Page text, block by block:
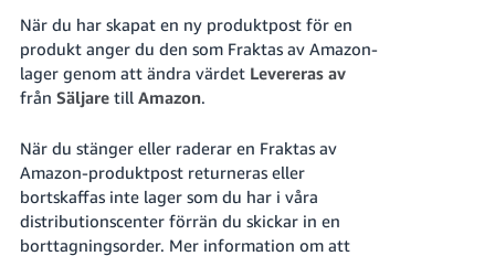
Swedish
Logga
In
Registrera
dig
När du har skapat en ny produktpost för en
produkt anger du den som Fraktas av Amazon-
lager genom att ändra värdet Levereras av
från Säljaretill Amazon.
När du stänger eller raderar en Fraktas av
Amazon-produktpost returneras eller
bortskaffas inte lager som du har i våra
distributionscenter förrän du skickar in en
borttagningsorder. Mer information om att